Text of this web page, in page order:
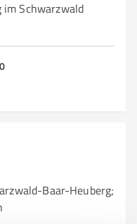
im Schwarzwald
Baar-Heuberg;